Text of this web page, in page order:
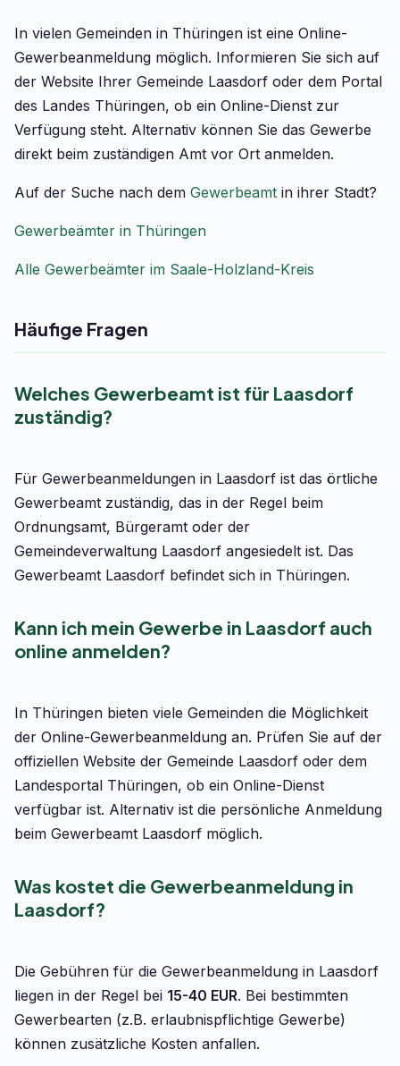
In vielen Gemeinden in Thüringen ist eine Online-
Gewerbeanmeldung möglich. Informieren Sie sich auf
der Website Ihrer Gemeinde Laasdorf oder dem Portal
des Landes Thüringen, ob ein Online-Dienst zur
Verfügung steht. Alternativ können Sie das Gewerbe
direkt beim zuständigen Amt vor Ort anmelden.
Auf der Suche nach dem Gewerbeamt in ihrer Stadt?
Gewerbeämter in Thüringen
Alle Gewerbeämter im Saale-Holzland-Kreis
Häufige Fragen
Welches Gewerbeamt ist für Laasdorf
zuständig?
Für Gewerbeanmeldungen in Laasdorf ist das örtliche
Gewerbeamt zuständig, das in der Regel beim
Ordnungsamt, Bürgeramt oder der
Gemeindeverwaltung Laasdorf angesiedelt ist. Das
Gewerbeamt Laasdorf befindet sich in Thüringen.
Kann ich mein Gewerbe in Laasdorf auch
online anmelden?
In Thüringen bieten viele Gemeinden die Möglichkeit
der Online-Gewerbeanmeldung an. Prüfen Sie auf der
offiziellen Website der Gemeinde Laasdorf oder dem
Landesportal Thüringen, ob ein Online-Dienst
verfügbar ist. Alternativ ist die persönliche Anmeldung
beim Gewerbeamt Laasdorf möglich.
Was kostet die Gewerbeanmeldung in
Laasdorf?
Die Gebühren für die Gewerbeanmeldung in Laasdorf
liegen in der Regel bei 15-40 EUR. Bei bestimmten
Gewerbearten (z.B. erlaubnispflichtige Gewerbe)
können zusätzliche Kosten anfallen.